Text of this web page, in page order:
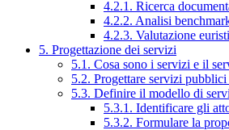
4.2.1. Ricerca
4.2.2. Analisi
4.2.3. Valutazione
5. Progettazione dei servizi
5.1. Cosa sono i servizi e il
5.2. Progettare servizi
5.3. Definire il modello di
5.3.1. Identificare gli
5.3.2. Formulare la